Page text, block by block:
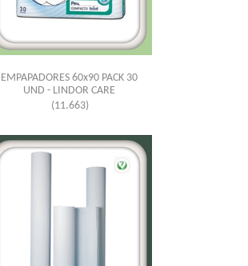
EMPAPADORES 60x90 PACK 30
UND - LINDOR CARE
(11.663)